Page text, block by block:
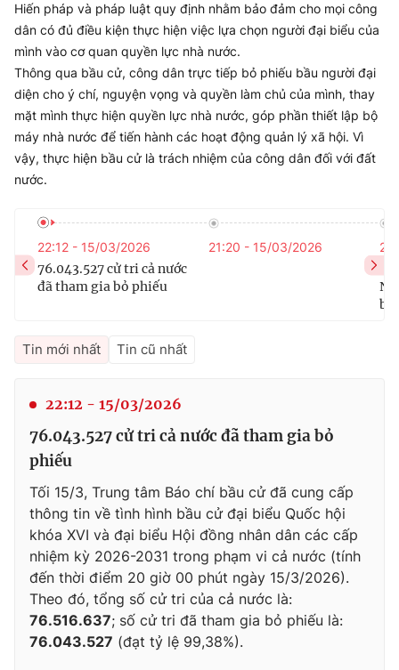
Phim VTV
Hậu trường
Nhân vật
Khán giả
Giải sao mai
Giải trí
Điện ảnh
Âm nhạc
Sao
Đời sống
Du lịch
Làm đẹp
Giáo dục
Tuyển sinh
Công nghệ
Hitech Công nghệ tương lai
Sản phẩm
Thị trường
Giao lưu trực tuyến
Lịch phát sóng
Chuyên mục khác
Photo Infographic
Video Shorts video
VTV Money VTV Thể thao
VTV Sức khoẻ Bất động sản
Thị trường 24h Tấm lòng Việt
Hiến pháp và pháp luật quy định nhằm bảo đảm cho mọi công
dân có đủ điều kiện thực hiện việc lựa chọn người đại biểu của
mình vào cơ quan quyền lực nhà nước.
Thông qua bầu cử, công dân trực tiếp bỏ phiếu bầu người đại
diện cho ý chí, nguyện vọng và quyền làm chủ của mình, thay
mặt mình thực hiện quyền lực nhà nước, góp phần thiết lập bộ
máy nhà nước để tiến hành các hoạt động quản lý xã hội. Vì
vậy, thực hiện bầu cử là trách nhiệm của công dân đối với đất
nước.
76.043.527 cử tri cả nước
đã tham gia bỏ phiếu
22:12 - 15/03/2026 21:20 - 15/03/2026
Tin mới nhất Tin cũ nhất
22:12 - 15/03/2026
76.043.527 cử tri cả nước đã tham gia bỏ
phiếu
Tối 15/3, Trung tâm Báo chí bầu cử đã cung cấp
thông tin về tình hình bầu cử đại biểu Quốc hội
khóa XVI và đại biểu Hội đồng nhân dân các cấp
nhiệm kỳ 2026-2031 trong phạm vi cả nước (tính
đến thời điểm 20 giờ 00 phút ngày 15/3/2026).
Theo đó, tổng số cử tri của cả nước là:
76.516.637; số cử tri đã tham gia bỏ phiếu là:
76.043.527 (đạt tỷ lệ 99,38%).